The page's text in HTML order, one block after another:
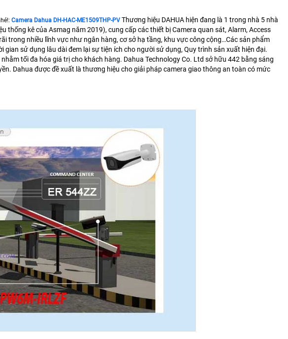
Camera Dahua DH-HAC-ME1509THP-PV Thương hiệu DAHUA hiện đang là 1 trong nhà 5 nhà
thống kê của Asmag năm 2019), cung cấp các thiết bị Camera quan sát, Alarm, Access
trong nhiều lĩnh vực như ngân hàng, cơ sở hạ tầng, khu vực công cộng…Các sản phẩm
gian sử dụng lâu dài đem lại sự tiện ích cho người sử dụng, Quy trình sản xuất hiện đại.
tối đa hóa giá trị cho khách hàng. Dahua Technology Co. Ltd sở hữu 442 bằng sáng
Dahua được đề xuất là thương hiệu cho giải pháp camera giao thông an toàn có mức